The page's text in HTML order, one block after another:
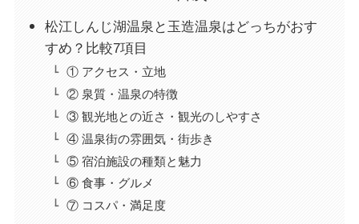
松江しんじ湖温泉と玉造温泉はどっちがおす
すめ？比較7項目
① アクセス・立地
② 泉質・温泉の特徴
③ 観光地との近さ・観光のしやすさ
④ 温泉街の雰囲気・街歩き
⑤ 宿泊施設の種類と魅力
⑥ 食事・グルメ
⑦ コスパ・満足度